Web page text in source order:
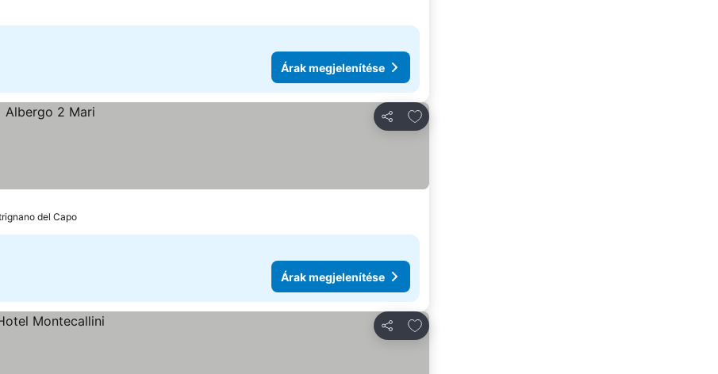
Árak megjelenítése
Megosztás
Hozzáadás a kedvencekhez
del Capo
Árak megjelenítése
Megosztás
Hozzáadás a kedvencekhez